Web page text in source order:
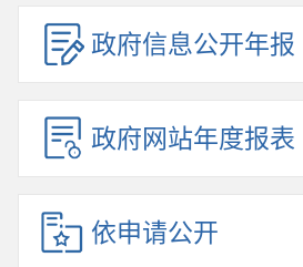
政府信息公开年报
政府网站年度报表
依申请公开